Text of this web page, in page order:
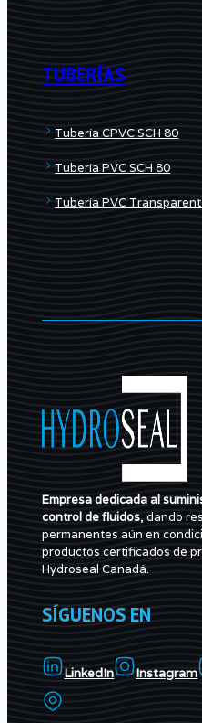
TUBERÍAS
Tubería CPVC SCH 80
Tubería PVC SCH 80
Tubería PVC
Empresa dedicada al
control de fluidos, dando
permanentes aún en
productos certificados de
Hydroseal Canadá.
SÍGUENOS EN
LinkedIn Instagram